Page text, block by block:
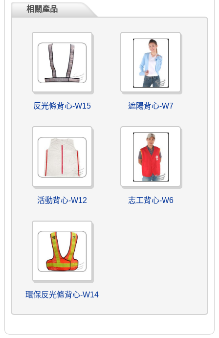
相關產品
反光條背心-W15 遮陽背心-W7
活動背心-W12 志工背心-W6
環保反光條背心-W14